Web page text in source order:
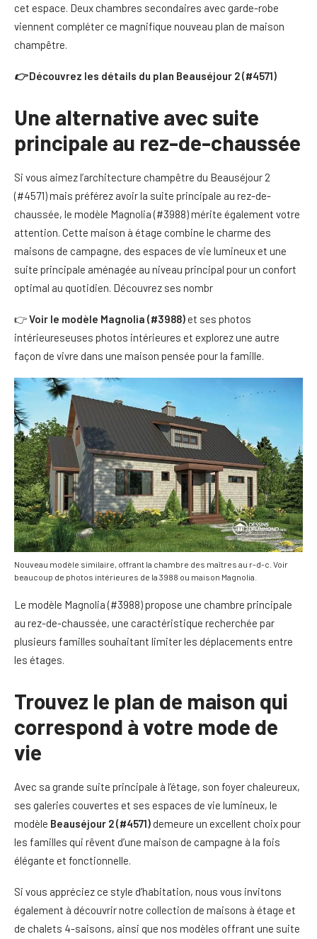
cet espace. Deux chambres secondaires avec garde-robe
viennent compléter ce magnifique nouveau plan de maison
champêtre.
👉Découvrez les détails du plan Beauséjour 2 (#4571)
Une alternative avec suite
principale au rez-de-chaussée
Si vous aimez l’architecture champêtre du Beauséjour 2
(#4571) mais préférez avoir la suite principale au rez-de-
chaussée, le modèle Magnolia (#3988) mérite également votre
attention. Cette maison à étage combine le charme des
maisons de campagne, des espaces de vie lumineux et une
suite principale aménagée au niveau principal pour un confort
optimal au quotidien. Découvrez ses nombr
👉Voir le modèle Magnolia (#3988)et ses photos
intérieureseuses photos intérieures et explorez une autre
façon de vivre dans une maison pensée pour la famille.
Nouveau modèle similaire, offrant la chambre des maîtres au r-d-c. Voir
beaucoup de photos intérieures de la 3988 ou maison Magnolia.
Le modèle Magnolia (#3988) propose une chambre principale
au rez-de-chaussée, une caractéristique recherchée par
plusieurs familles souhaitant limiter les déplacements entre
les étages.
Trouvez le plan de maison qui
correspond à votre mode de
vie
Avec sa grande suite principale à l’étage, son foyer chaleureux,
ses galeries couvertes et ses espaces de vie lumineux, le
modèle Beauséjour 2 (#4571) demeure un excellent choix pour
les familles qui rêvent d’une maison de campagne à la fois
élégante et fonctionnelle.
Si vous appréciez ce style d’habitation, nous vous invitons
également à découvrir notre collection de maisons à étage et
de chalets 4-saisons, ainsi que nos modèles offrant une suite